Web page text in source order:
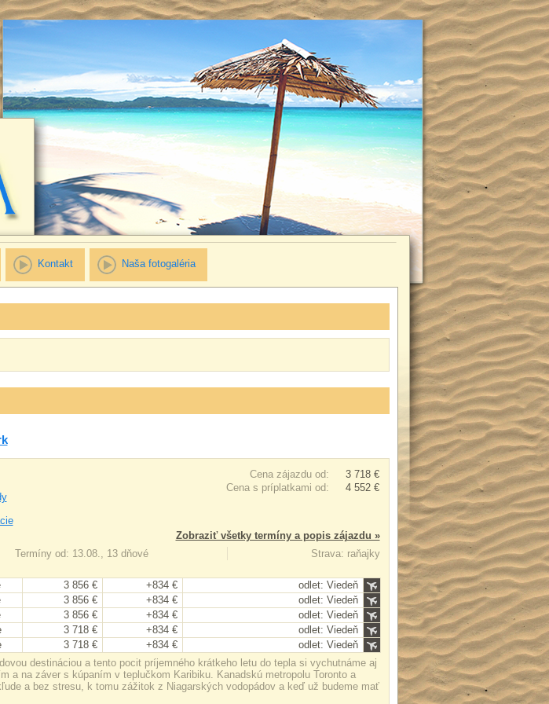
Kontakt Naša fotogaléria
Cena zájazdu od:
3 718 €
Cena s príplatkami od:
4 552 €
Zobraziť všetky termíny a popis zájazdu »
Termíny od: 13.08., 13 dňové
Strava: raňajky
3 856 € +834 €
odlet: Viedeň
3 856 € +834 €
odlet: Viedeň
3 856 € +834 €
odlet: Viedeň
3 718 € +834 €
odlet: Viedeň
3 718 € +834 €
odlet: Viedeň
destináciou a tento pocit príjemného krátkeho letu do tepla si vychutnáme aj
a na záver s kúpaním v teplučkom Karibiku. Kanadskú metropolu Toronto a
a bez stresu, k tomu zážitok z Niagarských vodopádov a keď už budeme mať